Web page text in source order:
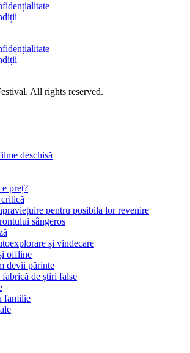
All rights reserved.
deschisă
preț?
pentru posibila lor revenire
sângeros
și vindecare
offline
devii părinte
de știri false
familie